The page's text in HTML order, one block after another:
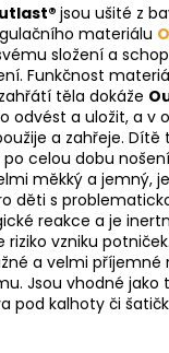
jsou ušité z
materiálu
složení a
Funkčnost
těla dokáže
odvést a uložit, a v
a zahřeje. Dítě
celou dobu
měkký a jemný,
děti s
reakce a je
riziko vzniku
a velmi příjemné
Jsou vhodné jako
pod kalhoty či